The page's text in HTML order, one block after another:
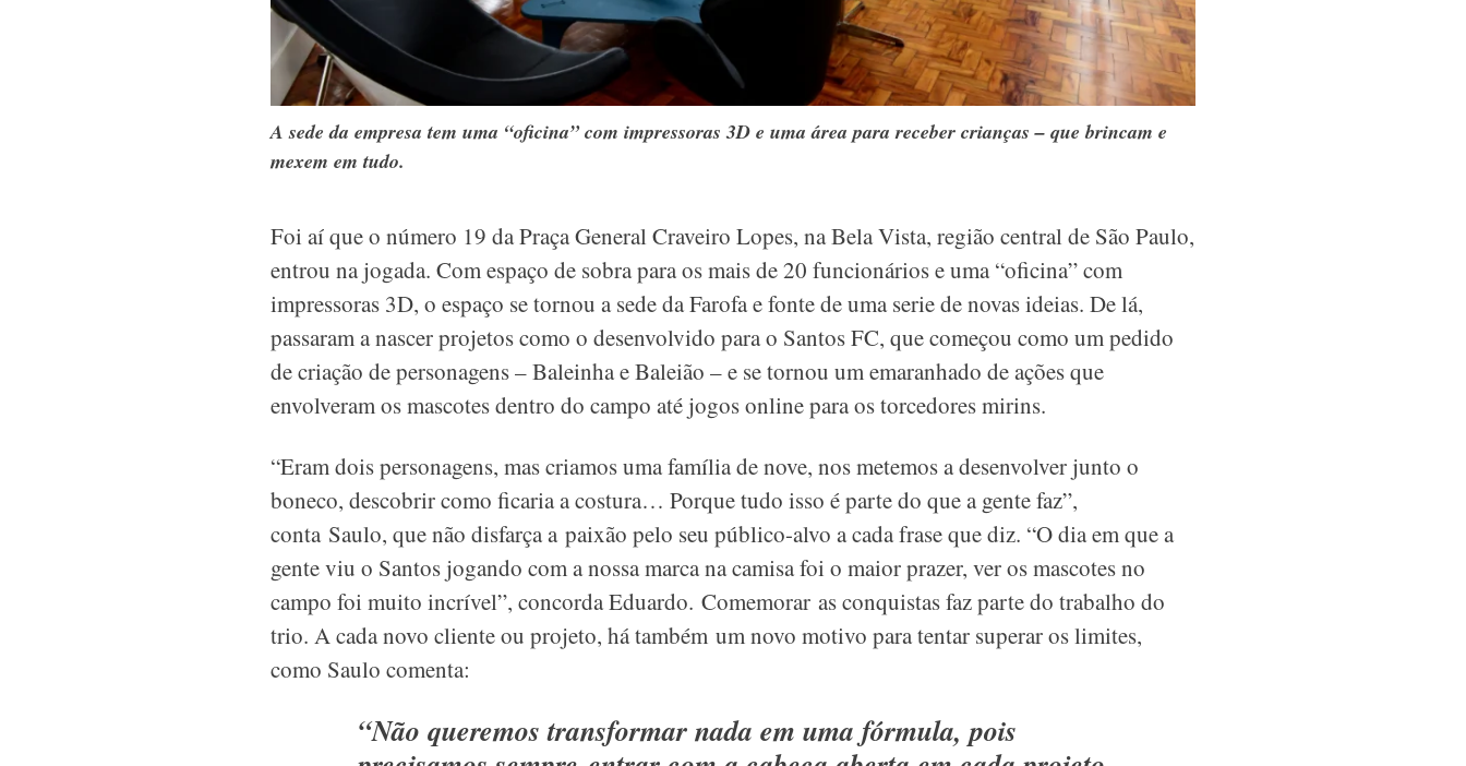
A sede da empresa tem uma “oficina” com impressoras 3D e uma área para receber crianças – que brincam e
mexem em tudo.
Foi aí que o número 19 da Praça General Craveiro Lopes, na Bela Vista, região central de São Paulo,
entrou na jogada. Com espaço de sobra para os mais de 20 funcionários e uma “oficina” com
impressoras 3D, o espaço se tornou a sede da Farofa e fonte de uma serie de novas ideias. De lá,
passaram a nascer projetos como o desenvolvido para o Santos FC, que começou como um pedido
de criação de personagens – Baleinha e Baleião – e se tornou um emaranhado de ações que
envolveram os mascotes dentro do campo até jogos online para os torcedores mirins.
“Eram dois personagens, mas criamos uma família de nove, nos metemos a desenvolver junto o
boneco, descobrir como ficaria a costura… Porque tudo isso é parte do que a gente faz”,
conta Saulo, que não disfarça a paixão pelo seu público-alvo a cada frase que diz. “O dia em que a
gente viu o Santos jogando com a nossa marca na camisa foi o maior prazer, ver os mascotes no
campo foi muito incrível”, concorda Eduardo. Comemorar as conquistas faz parte do trabalho do
trio. A cada novo cliente ou projeto, há também um novo motivo para tentar superar os limites,
como Saulo comenta:
“Não queremos transformar nada em uma fórmula, pois